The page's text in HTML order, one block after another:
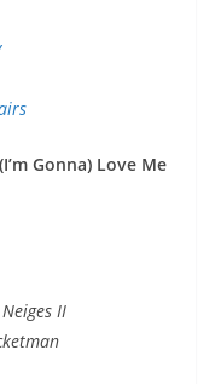
Gonna) Love Me
II